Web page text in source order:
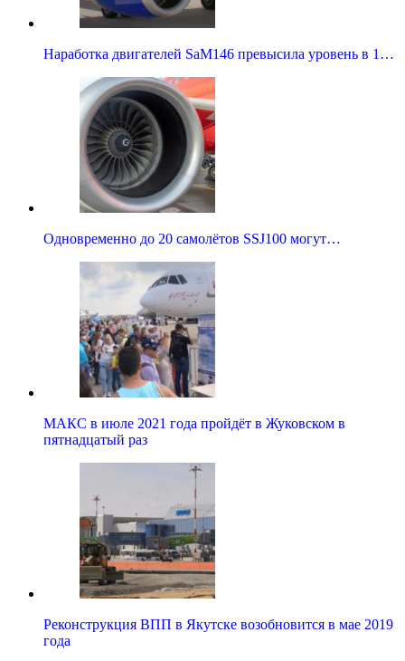
Наработка двигателей SaM146 превысила уровень в 1…
Одновременно до 20 самолётов SSJ100 могут…
МАКС в июле 2021 года пройдёт в Жуковском в
пятнадцатый раз
Реконструкция ВПП в Якутске возобновится в мае 2019
года